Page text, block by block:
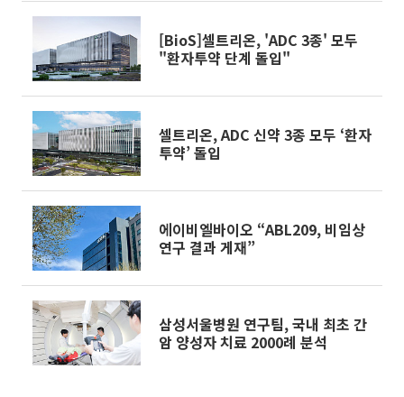
[BioS]셀트리온, 'ADC 3종' 모두
"환자투약 단계 돌입"
셀트리온, ADC 신약 3종 모두 ‘환자
투약’ 돌입
에이비엘바이오 “ABL209, 비임상
연구 결과 게재”
삼성서울병원 연구팀, 국내 최초 간
암 양성자 치료 2000례 분석